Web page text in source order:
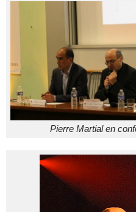
Pierre Martial en